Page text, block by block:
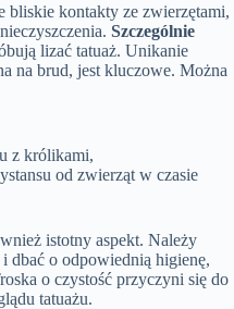
bliskie kontakty ze zwierzętami,
Szczególnie
lizać tatuaż. Unikanie
na brud, jest kluczowe. Można
z królikami,
od zwierząt w czasie
istotny aspekt. Należy
dbać o odpowiednią higienę,
o czystość przyczyni się do
tatuażu.